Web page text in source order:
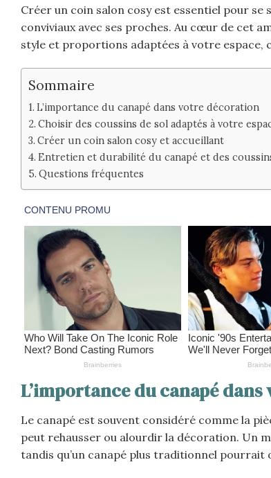
Créer un coin salon cosy est essentiel pour
conviviaux avec ses proches. Au cœur de cet
style et proportions adaptées à votre espace,
Sommaire
L’importance du canapé dans votre décoration
Choisir des coussins de sol adaptés à votre
Créer un coin salon cosy et accueillant
Entretien et durabilité du canapé et des
Questions fréquentes
L’importance du canapé
Le canapé est souvent considéré comme la
peut rehausser ou alourdir la décoration. Un
tandis qu’un canapé plus traditionnel